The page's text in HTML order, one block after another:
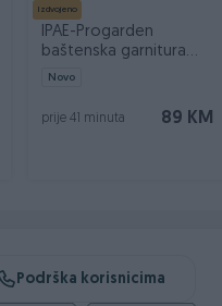
Izdvojeno
IPAE-Progarden
baštenska garnitura
AKITA antracit
Novo
89 KM
prije 41 minuta
Podrška korisnicima